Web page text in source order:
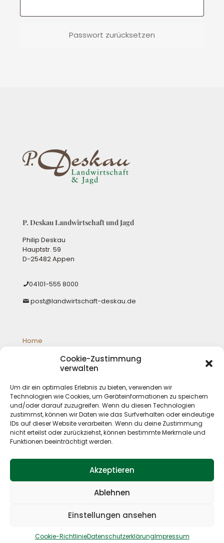
Cookie-Zustimmung
verwalten
Um dir ein optimales Erlebnis zu bieten, verwenden wir
Technologien wie Cookies, um Geräteinformationen zu speichern
und/oder darauf zuzugreifen. Wenn du diesen Technologien
zustimmst, können wir Daten wie das Surfverhalten oder eindeutige
IDs auf dieser Website verarbeiten. Wenn du deine Zustimmung
nicht erteilst oder zurückziehst, können bestimmte Merkmale und
Funktionen beeinträchtigt werden.
Akzeptieren
Ablehnen
Einstellungen ansehen
Cookie-RichtlinieDatenschutzerklärungImpressum
Passwort zurücksetzen
P. Deskau Landwirtschaft und Jagd
Philip Deskau
Hauptstr. 59
D-25482 Appen
04101-555 8000
post@landwirtschaft-deskau.de
Home
Impressum
Datenschutz
Reserved. Design by Kristina Wätzel